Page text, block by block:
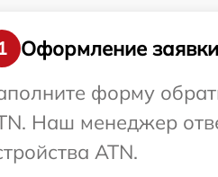
Оформление заявки
форму
Наш менеджер
ATN.